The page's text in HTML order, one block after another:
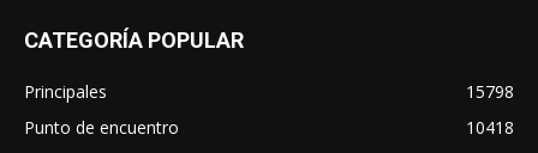
CATEGORÍA POPULAR
Principales
15798
Punto de encuentro
10418